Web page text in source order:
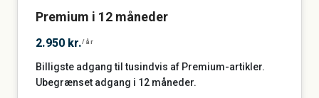
Premium i 12 måneder
2.950 kr./år
Billigste adgang til tusindvis af Premium-artikler.
Ubegrænset adgang i 12 måneder.